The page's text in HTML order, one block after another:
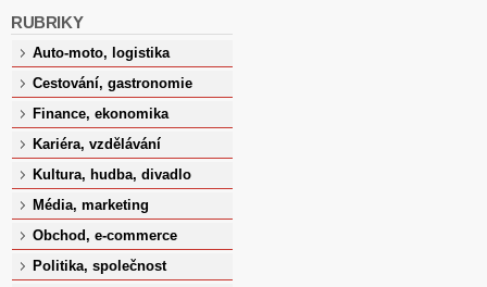
RUBRIKY
Auto-moto, logistika
Cestování, gastronomie
Finance, ekonomika
Kariéra, vzdělávání
Kultura, hudba, divadlo
Média, marketing
Obchod, e-commerce
Politika, společnost